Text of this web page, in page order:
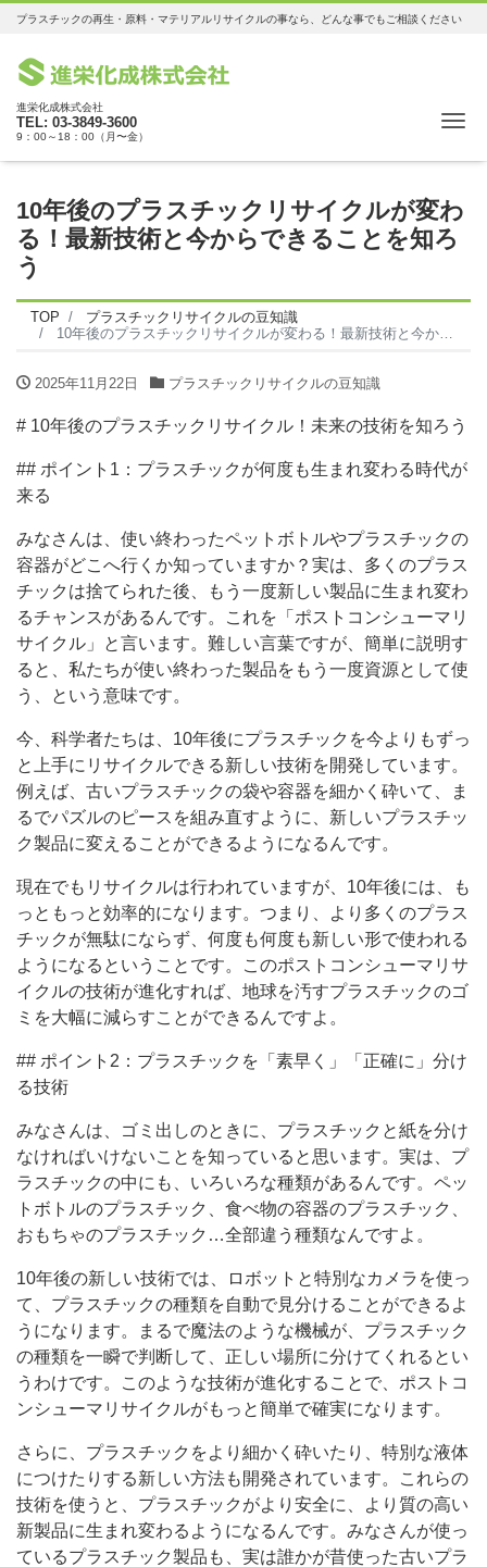
プラスチックの再生・原料・マテリアルリサイクルの事なら、どんな事でもご相談ください
進栄化成株式会社
TEL: 03-3849-3600
9：00～18：00（月〜金）
10年後のプラスチックリサイクルが変わ
る！最新技術と今からできることを知ろ
う
TOP
プラスチックリサイクルの豆知識
10年後のプラスチックリサイクルが変わる！最新技術と今からできることを知ろう
2025年11月22日 プラスチックリサイクルの豆知識
# 10年後のプラスチックリサイクル！未来の技術を知ろう
## ポイント1：プラスチックが何度も生まれ変わる時代が
来る
みなさんは、使い終わったペットボトルやプラスチックの
容器がどこへ行くか知っていますか？実は、多くのプラス
チックは捨てられた後、もう一度新しい製品に生まれ変わ
るチャンスがあるんです。これを「ポストコンシューマリ
サイクル」と言います。難しい言葉ですが、簡単に説明す
ると、私たちが使い終わった製品をもう一度資源として使
う、という意味です。
今、科学者たちは、10年後にプラスチックを今よりもずっ
と上手にリサイクルできる新しい技術を開発しています。
例えば、古いプラスチックの袋や容器を細かく砕いて、ま
るでパズルのピースを組み直すように、新しいプラスチッ
ク製品に変えることができるようになるんです。
現在でもリサイクルは行われていますが、10年後には、も
っともっと効率的になります。つまり、より多くのプラス
チックが無駄にならず、何度も何度も新しい形で使われる
ようになるということです。このポストコンシューマリサ
イクルの技術が進化すれば、地球を汚すプラスチックのゴ
ミを大幅に減らすことができるんですよ。
## ポイント2：プラスチックを「素早く」「正確に」分け
る技術
みなさんは、ゴミ出しのときに、プラスチックと紙を分け
なければいけないことを知っていると思います。実は、プ
ラスチックの中にも、いろいろな種類があるんです。ペッ
トボトルのプラスチック、食べ物の容器のプラスチック、
おもちゃのプラスチック…全部違う種類なんですよ。
10年後の新しい技術では、ロボットと特別なカメラを使っ
て、プラスチックの種類を自動で見分けることができるよ
うになります。まるで魔法のような機械が、プラスチック
の種類を一瞬で判断して、正しい場所に分けてくれるとい
うわけです。このような技術が進化することで、ポストコ
ンシューマリサイクルがもっと簡単で確実になります。
さらに、プラスチックをより細かく砕いたり、特別な液体
につけたりする新しい方法も開発されています。これらの
技術を使うと、プラスチックがより安全に、より質の高い
新製品に生まれ変わるようになるんです。みなさんが使っ
ているプラスチック製品も、実は誰かが昔使った古いプラ